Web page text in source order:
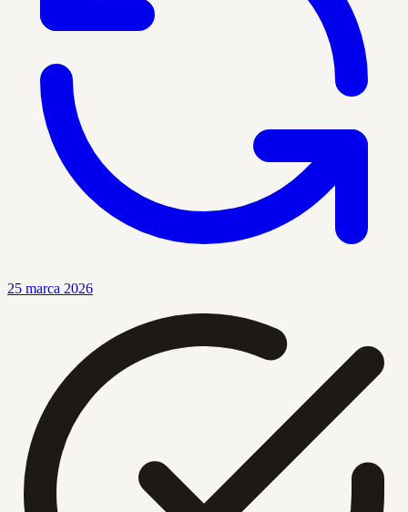
25 marca 2026